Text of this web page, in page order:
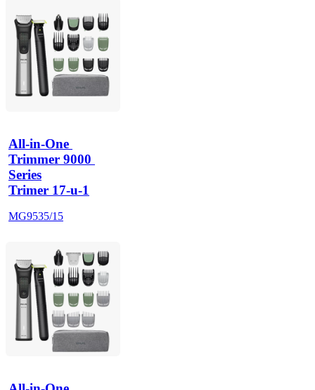
All-in-One
Trimmer 9000
Series
Trimer 17-u-1
MG9535/15